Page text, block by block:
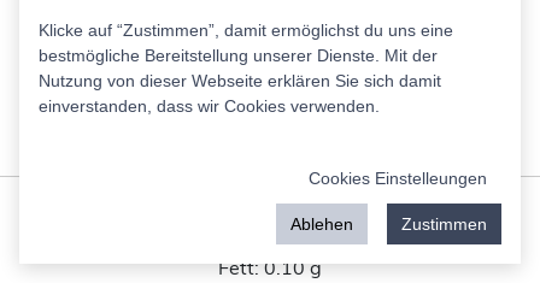
34.00 Kcal
Fett:1.50 g
Eiweis:2.00 g
KH:3.00 g
Romana Bohnen
33.00 Kcal
Fett:0.10 g
Klicke auf “Zustimmen”, damit ermöglichst du uns eine
bestmögliche Bereitstellung unserer Dienste. Mit der
Nutzung von dieser Webseite erklären Sie sich damit
einverstanden, dass wir Cookies verwenden.
Cookies Einstelleungen
Ablehen Zustimmen